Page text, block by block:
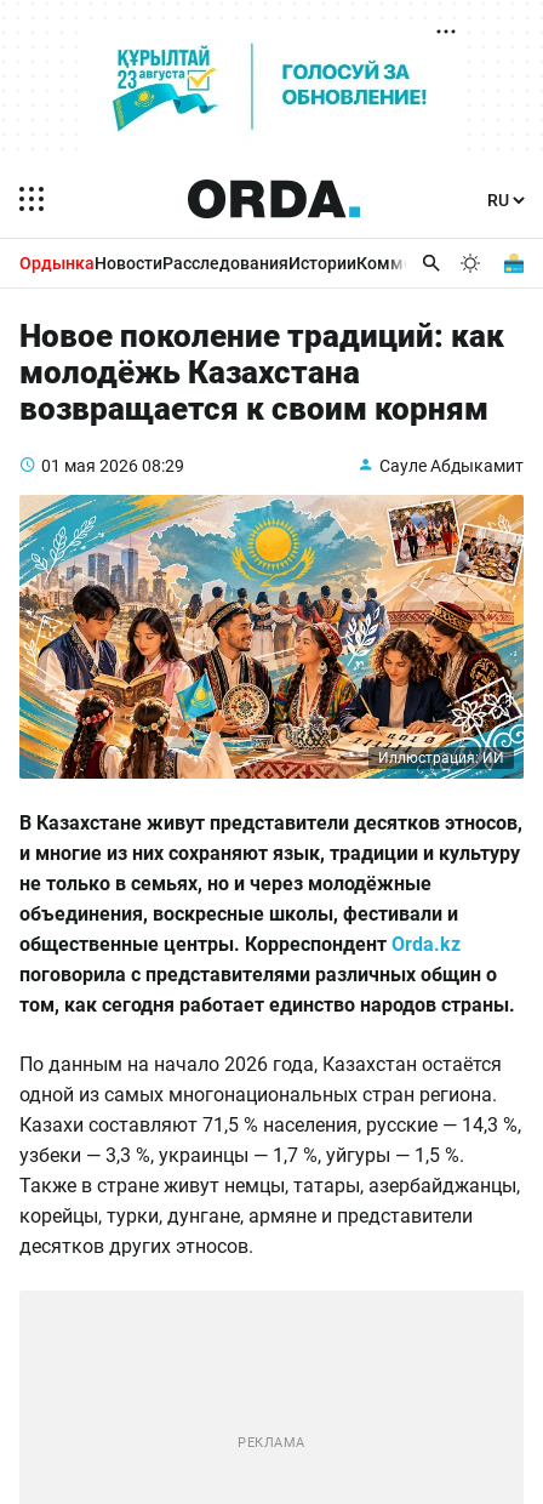
ОрдынкаНовостиРасследованияИсторииКомментарииБизнес
Новое поколение традиций: как
молодёжь Казахстана
возвращается к своим корням
01 мая 202608:29 Сауле Абдыкамит
Иллюстрация: ИИ
В Казахстане живут представители десятков этносов,
и многие из них сохраняют язык, традиции и культуру
не только в семьях, но и через молодёжные
объединения, воскресные школы, фестивали и
общественные центры. Корреспондент Orda.kz
поговорила с представителями различных общин о
том, как сегодня работает единство народов страны.
По данным на начало 2026 года, Казахстан остаётся
одной из самых многонациональных стран региона.
Казахи составляют 71,5 % населения, русские — 14,3 %,
узбеки — 3,3 %, украинцы — 1,7 %, уйгуры — 1,5 %.
Также в стране живут немцы, татары, азербайджанцы,
корейцы, турки, дунгане, армяне и представители
десятков других этносов.